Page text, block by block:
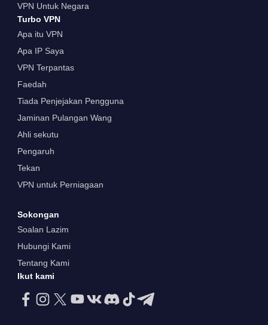
VPN Untuk Negara
Turbo VPN
Apa itu VPN
Apa IP Saya
VPN Terpantas
Faedah
Tiada Penjejakan Pengguna
Jaminan Pulangan Wang
Ahli sekutu
Pengaruh
Tekan
VPN untuk Perniagaan
Sokongan
Soalan Lazim
Hubungi Kami
Tentang Kami
Ikut kami